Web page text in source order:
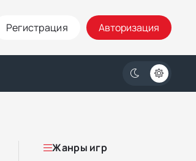
Регистрация Авторизация
Жанры игр